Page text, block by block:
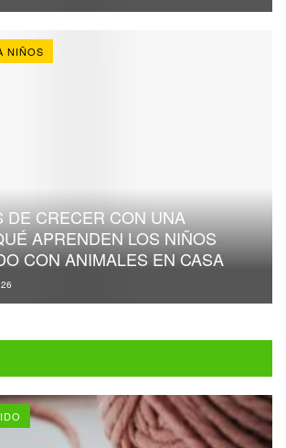
NIÑOS
DE CRECER CON UNA
APRENDEN LOS NIÑOS
CON ANIMALES EN CASA